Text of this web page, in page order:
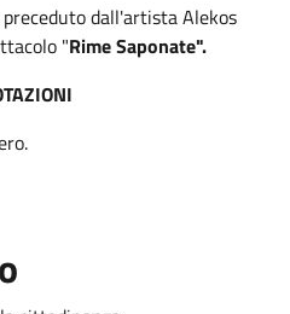
dall'artista Alekos
"Rime Saponate".